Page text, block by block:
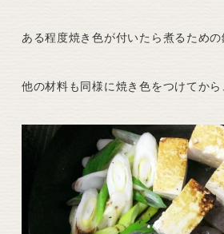
ある程度焼き色が付いたら煮るための
他の材料も同様に焼き色をつけてから